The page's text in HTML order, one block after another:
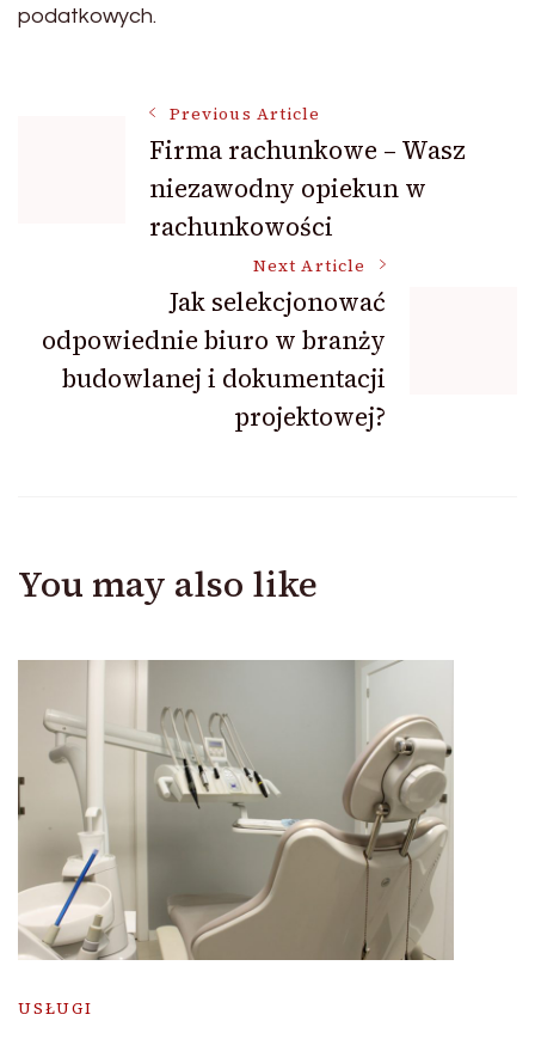
podatkowych.
Navigation
Previous Article
Firma rachunkowe – Wasz
niezawodny opiekun w
rachunkowości
Next Article
Jak selekcjonować
odpowiednie biuro w branży
budowlanej i dokumentacji
projektowej?
You may also like
USŁUGI